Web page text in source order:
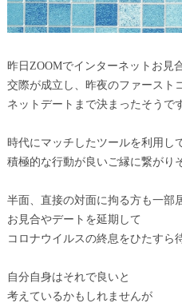
昨日ZOOMでインターネットお見
交際が成立し、昨夜のファースト
ネットデートまで決まったそうで
時代にマッチしたツールを利用し
積極的な行動が良いご縁に繋がり
半面、直接の対面に拘る方も一部
お見合やデートを延期して
コロナウイルスの終息をひたすら
自分自身はそれで良いと
考えているかもしれませんが